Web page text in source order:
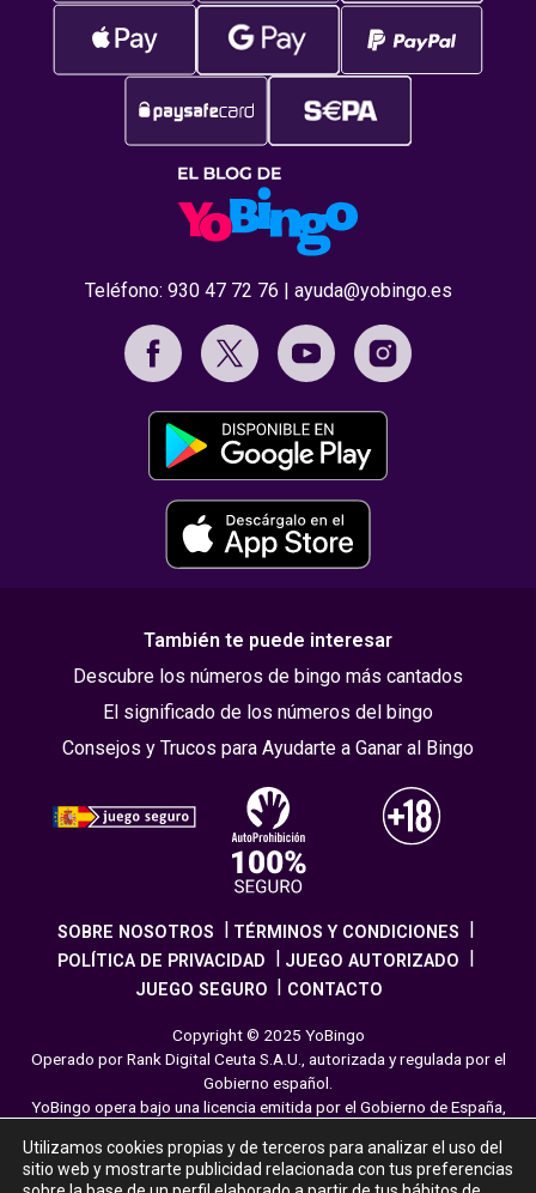
Teléfono: 930 47 72 76 ayuda@yobingo.es
También te puede interesar
Descubre los números de bingo más cantados
El significado de los números del bingo
Consejos y Trucos para Ayudarte a Ganar al Bingo
SOBRE NOSOTROS
TÉRMINOS Y CONDICIONES
POLÍTICA DE PRIVACIDAD
JUEGO AUTORIZADO
JUEGO SEGURO
CONTACTO
Copyright © 2025 YoBingo
Operado por Rank Digital Ceuta S.A.U., autorizada y regulada por el
Gobierno español.
YoBingo opera bajo una licencia emitida por el Gobierno de España,
responsabilidad en los juegos online. El juego es una forma de
entretenimiento cuya finalidad es ofrecer diversión y emoción a los
Utilizamos cookies propias y de terceros para analizar el uso del
sitio web y mostrarte publicidad relacionada con tus preferencias